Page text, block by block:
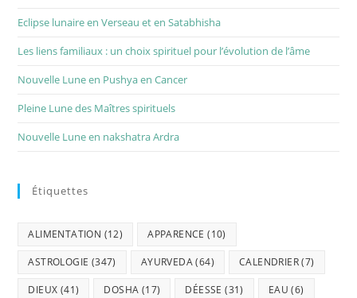
Eclipse lunaire en Verseau et en Satabhisha
Les liens familiaux : un choix spirituel pour l’évolution de l’âme
Nouvelle Lune en Pushya en Cancer
Pleine Lune des Maîtres spirituels
Nouvelle Lune en nakshatra Ardra
Étiquettes
ALIMENTATION (12) APPARENCE (10)
ASTROLOGIE (347) AYURVEDA(64) CALENDRIER(7)
DIEUX (41) DOSHA (17) DÉESSE (31) EAU (6)